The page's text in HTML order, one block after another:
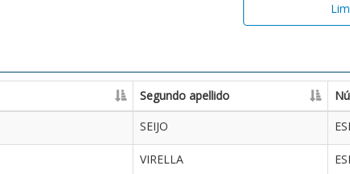
Segundo apellido
SEIJO
VIRELLA